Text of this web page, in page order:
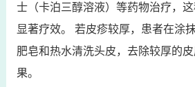
士（卡泊三醇溶液）等药物治疗，
显著疗效。 若皮疹较厚，患者在涂
肥皂和热水清洗头皮，去除较厚的
果。